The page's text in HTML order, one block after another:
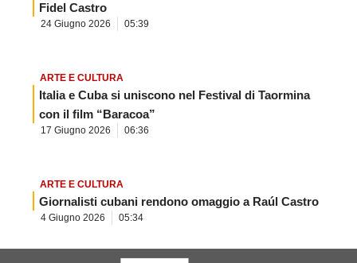
Fidel Castro
24 Giugno 2026 05:39
ARTE E CULTURA
Italia e Cuba si uniscono nel Festival di Taormina
con il film “Baracoa”
17 Giugno 2026 06:36
ARTE E CULTURA
Giornalisti cubani rendono omaggio a Raúl Castro
4 Giugno 2026 05:34